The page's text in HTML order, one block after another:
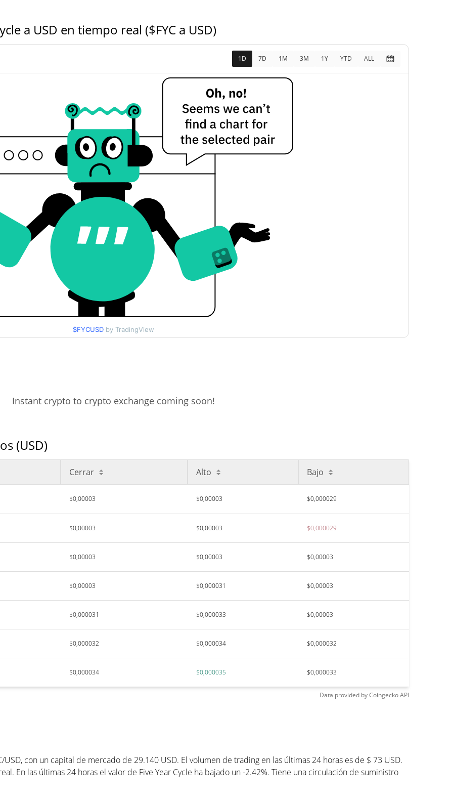
a USD en tiempo real ($FYC a USD)
1D 7D 1M 3M 1Y YTD ALL
$FYCUSD by TradingView
Instant crypto to crypto exchange coming soon!
(USD)
Cerrar Alto Bajo
$0,00003 $0,00003 $0,000029
$0,00003 $0,00003 $0,000029
$0,00003 $0,00003 $0,00003
$0,00003 $0,000031 $0,00003
$0,000031 $0,000033 $0,00003
$0,000032 $0,000034 $0,000032
$0,000034 $0,000035 $0,000033
Data provided byCoingeckoAPI
USD, con un capital de mercado de 29.140 USD. El volumen de trading en las últimas 24 horas es de $ 73 USD.
En las últimas 24 horas el valor de Five Year Cycle ha bajado un -2.42%. Tiene una circulación de suministro